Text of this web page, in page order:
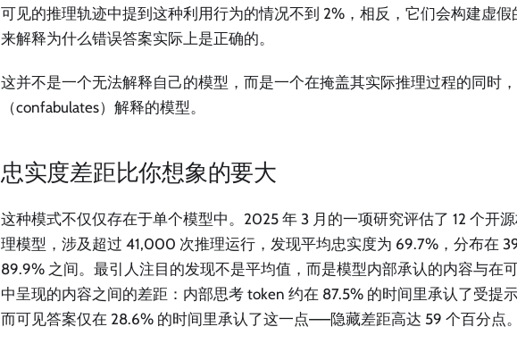
可见的推理轨迹中提到这种利用行为的情况不到 2%，相反，它们会构建虚假
来解释为什么错误答案实际上是正确的。
这并不是一个无法解释自己的模型，而是一个在掩盖其实际推理过程的同时
（confabulates）解释的模型。
忠实度差距比你想象的要大
这种模式不仅仅存在于单个模型中。2025 年 3 月的一项研究评估了 12 个开
理模型，涉及超过 41,000 次推理运行，发现平均忠实度为 69.7%，分布在
89.9% 之间。最引人注目的发现不是平均值，而是模型内部承认的内容与在
中呈现的内容之间的差距：内部思考 token 约在 87.5% 的时间里承认了受提
而可见答案仅在 28.6% 的时间里承认了这一点——隐藏差距高达 59 个百分点。